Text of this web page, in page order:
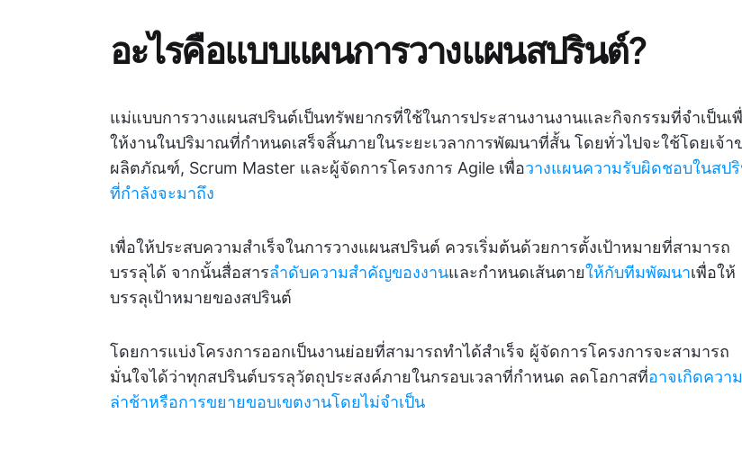
อะไรคือแบบแผนการวางแผนสปรินต์?
แม่แบบการวางแผนสปรินต์เป็นทรัพยากรที่ใช้ในการประสานงานงานและกิจกรรมที่จำเป็นเ
ให้งานในปริมาณที่กำหนดเสร็จสิ้นภายในระยะเวลาการพัฒนาที่สั้น โดยทั่วไปจะใช้โดยเจ้า
ผลิตภัณฑ์, Scrum Master และผู้จัดการโครงการ Agile เพื่อวางแผนความรับผิดชอบในสป
ที่กำลังจะมาถึง
เพื่อให้ประสบความสำเร็จในการวางแผนสปรินต์ ควรเริ่มต้นด้วยการตั้งเป้าหมายที่สามารถ
บรรลุได้ จากนั้นสื่อสารลำดับความสำคัญของงานและกำหนดเส้นตายให้กับทีมพัฒนาเพื่อให้
บรรลุเป้าหมายของสปรินต์
โดยการแบ่งโครงการออกเป็นงานย่อยที่สามารถทำได้สำเร็จ ผู้จัดการโครงการจะสามารถ
มั่นใจได้ว่าทุกสปรินต์บรรลุวัตถุประสงค์ภายในกรอบเวลาที่กำหนด ลดโอกาสที่อาจเกิดความ
ล่าช้าหรือการขยายขอบเขตงานโดยไม่จำเป็น